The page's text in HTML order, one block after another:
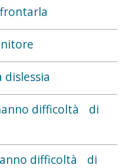
dislessia
difficoltà di
difficoltà di